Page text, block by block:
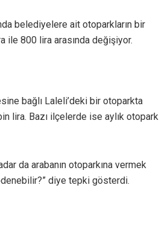
belediyelere ait otoparkların bir
ile 800 lira arasında değişiyor.
bağlı Laleli’deki bir otoparkta
lira. Bazı ilçelerde ise aylık otopark
da arabanın otoparkına vermek
diye tepki gösterdi.